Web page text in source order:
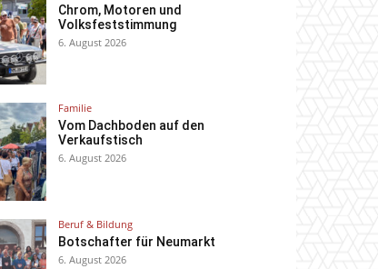
Chrom, Motoren und
Volksfeststimmung
6. August 2026
Familie
Vom Dachboden auf den
Verkaufstisch
6. August 2026
Beruf & Bildung
Botschafter für Neumarkt
6. August 2026